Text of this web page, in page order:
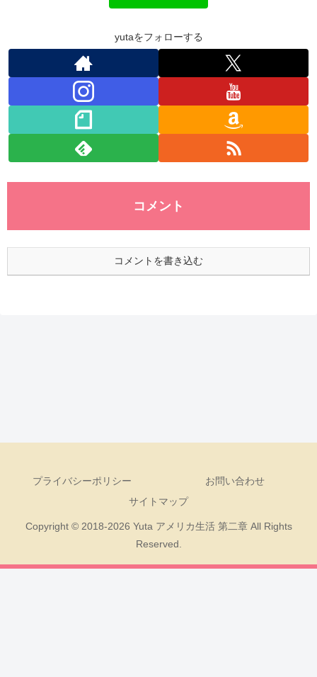
p
yutaをフォローする
コメント
コメントを書き込む
プライバシーポリシー
お問い合わせ
サイトマップ
Copyright © 2018-2026 Yuta アメリカ生活 第二章 All Rights
Reserved.